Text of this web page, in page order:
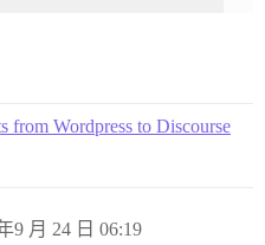
from Wordpress to Discourse
9 月 24 日 06:19